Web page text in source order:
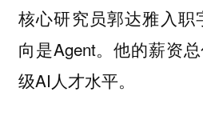
核心研究员郭达雅入职
向是Agent。他的薪资
级AI人才水平。